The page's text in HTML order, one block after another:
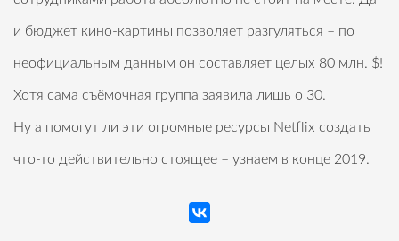
и бюджет кино-картины позволяет разгуляться – по
неофициальным данным он составляет целых 80 млн. $!
Хотя сама съёмочная группа заявила лишь о 30.
Ну а помогут ли эти огромные ресурсы Netflix создать
что-то действительно стоящее – узнаем в конце 2019.